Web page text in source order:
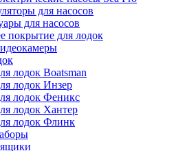
для насосов
для насосов
покрытие для лодок
лодок Boatsman
лодок Инзер
лодок Феникс
лодок Хантер
лодок Флинк